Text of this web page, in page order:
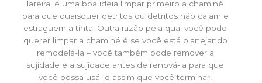
lareira, é uma boa ideia limpar primeiro a chaminé
para que quaisquer detritos ou detritos não caiam e
estraguem a tinta. Outra razão pela qual você pode
querer limpar a chaminé é se você está planejando
remodelá-la – você também pode remover a
sujidade e a sujidade antes de renová-la para que
você possa usá-lo assim que você terminar.